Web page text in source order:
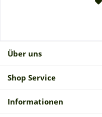
Über uns
Shop Service
Informationen